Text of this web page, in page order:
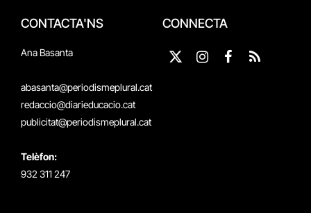
CONTACTA'NS
Ana Basanta
abasanta@periodismeplural.cat
redaccio@diarieducacio.cat
publicitat@periodismeplural.cat
Telèfon:
932 311 247
CONNECTA
X
Instagram
Facebook
RSS